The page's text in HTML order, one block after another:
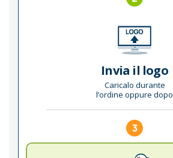
Invia il logo
Caricalo durante
l’ordine oppure dopo
3